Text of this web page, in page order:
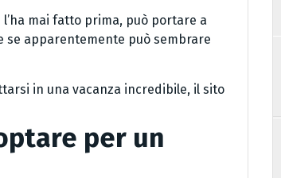
mai fatto prima, può portare a
se apparentemente può sembrare
in una vacanza incredibile, il sito
per un